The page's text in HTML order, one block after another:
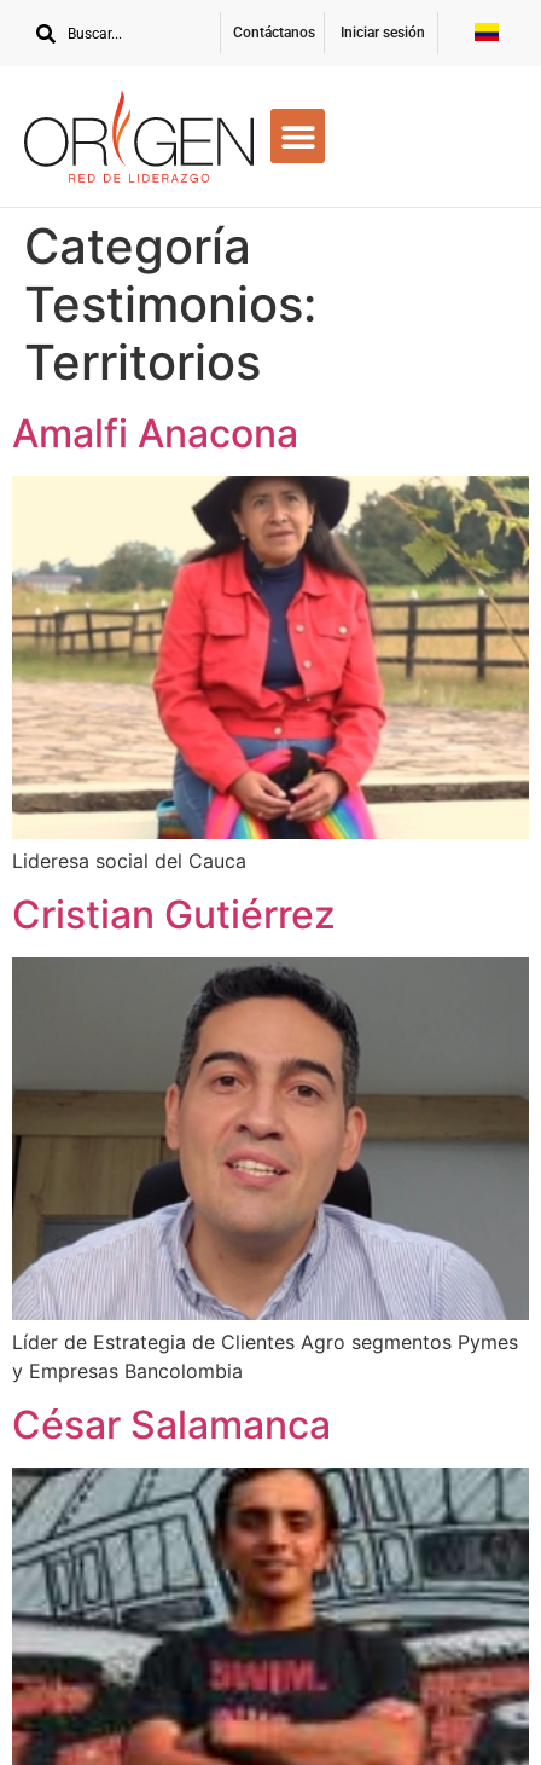
Contáctanos Iniciar sesión
Categoría
Testimonios:
Territorios
Amalfi Anacona
Lideresa social del Cauca
Cristian Gutiérrez
Líder de Estrategia de Clientes Agro segmentos Pymes
y Empresas Bancolombia
César Salamanca